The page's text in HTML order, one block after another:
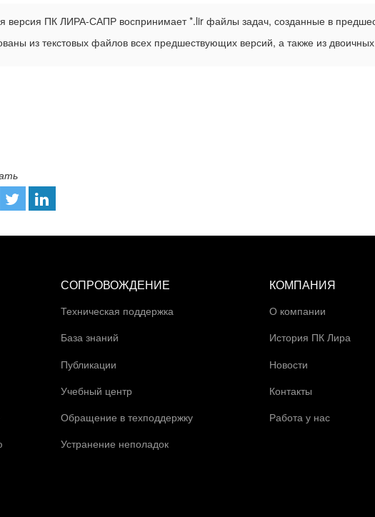
версия ПК ЛИРА-САПР воспринимает *.lir файлы задач, созданные в
из текстовых файлов всех предшествующих версий, а также из
СОПРОВОЖДЕНИЕ
Техническая поддержка
База знаний
Публикации
Учебный центр
Обращение в техподдержку
Устранение неполадок
КОМПАНИЯ
О компании
История ПК Лира
Новости
Контакты
Работа у нас